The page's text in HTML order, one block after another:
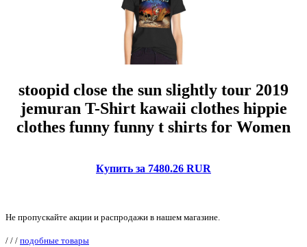
stoopid close the sun slightly tour 2019
jemuran T-Shirt kawaii clothes hippie
clothes funny funny t shirts for Women
Купить за 7480.26 RUR
Не пропускайте акции и распродажи в нашем магазине.
/ / / подобные товары